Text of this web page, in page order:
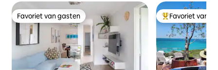
Favoriet van gasten
Favoriet van gasten Topfavoriet van
Favoriet van